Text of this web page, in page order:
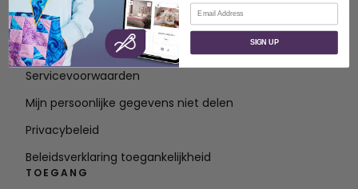
Over SVP Wereldwijd
Neem contact op met
Servicevoorwaarden
Mijn persoonlijke gegevens niet delen
Privacybeleid
Beleidsverklaring toegankelijkheid
TOEGANG
E-mail
SIGN UP